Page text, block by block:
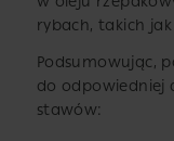
rybach, takich jak
Podsumowując,
do odpowiedniej
stawów: